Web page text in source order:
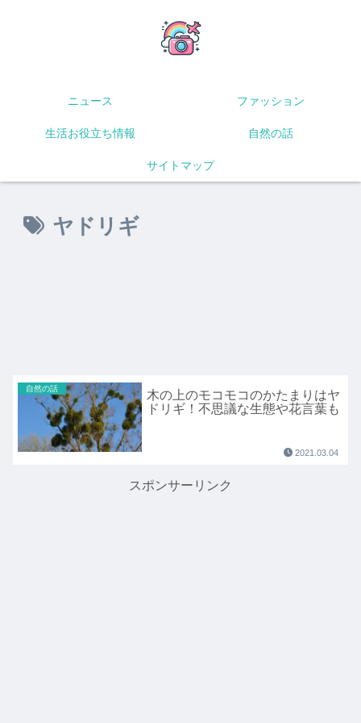
ニュース ファッション
生活お役立ち情報 自然の話
サイトマップ
ヤドリギ
自然の話
木の上のモコモコのかたまりはヤ
ドリギ！不思議な生態や花言葉も
2021.03.04
スポンサーリンク